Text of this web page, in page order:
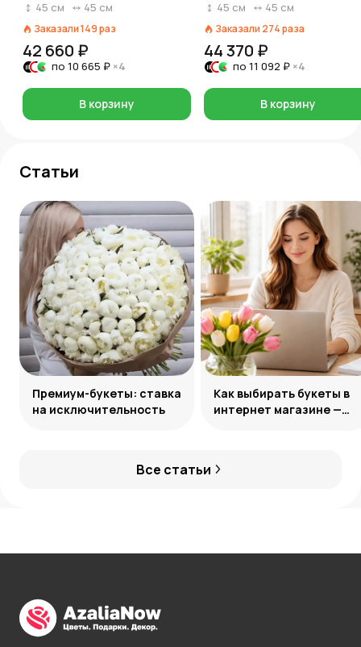
45 см 45 см
Заказали149раз
42 660 ₽
по 10 665 ₽ ×4
В корзину
45 см 45 см
Заказали 274раза
44 370 ₽
по 11 092 ₽ ×4
В корзину
Статьи
Все статьи
Премиум-букеты: ставка
на исключительность
Как выбирать букеты в
интернет магазине —